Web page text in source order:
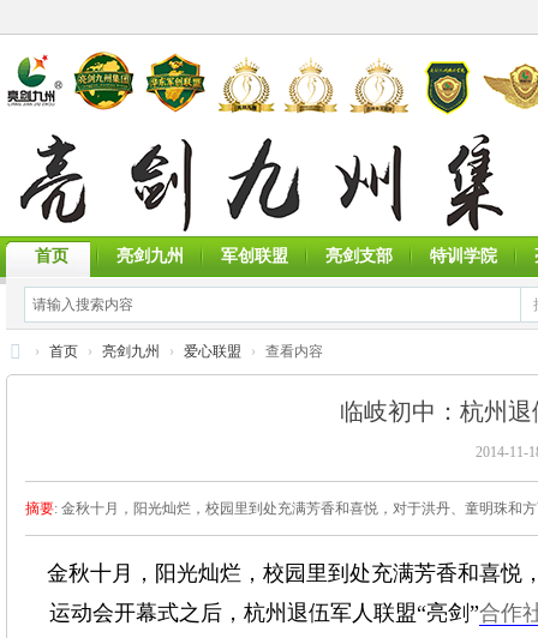
首页 亮剑九州 军创联盟 亮剑支部 特训学院
› 首页 › 亮剑九州 › 爱心联盟 › 查看内容
临岐初中：杭州
2014-11-
摘要: 金秋十月，阳光灿烂，校园里到处充满芳香和喜悦，对于洪丹、童明珠和
金秋十月，阳光灿烂，校园里到处充满芳香和喜
运动会开幕式之后，杭州退伍军人联盟“亮剑 ”合作